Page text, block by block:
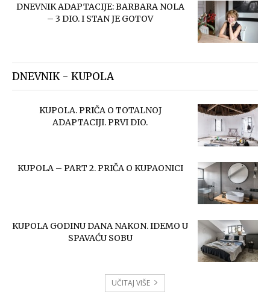
DNEVNIK ADAPTACIJE: BARBARA NOLA
– 3 DIO. I STAN JE GOTOV
DNEVNIK - KUPOLA
KUPOLA. PRIČA O TOTALNOJ
ADAPTACIJI. PRVI DIO.
KUPOLA – PART 2. PRIČA O KUPAONICI
KUPOLA GODINU DANA NAKON. IDEMO U
SPAVAĆU SOBU
UČITAJ VIŠE